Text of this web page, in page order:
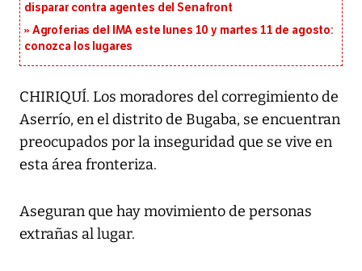
disparar contra agentes del Senafront
Agroferias del IMA este lunes 10 y martes 11 de agosto:
conozca los lugares
CHIRIQUÍ. Los moradores del corregimiento de
Aserrío, en el distrito de Bugaba, se encuentran
preocupados por la inseguridad que se vive en
esta área fronteriza.
Aseguran que hay movimiento de personas
extrañas al lugar.